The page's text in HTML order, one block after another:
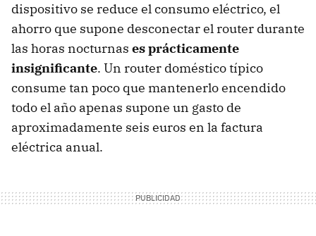
dispositivo se reduce el consumo eléctrico, el
ahorro que supone desconectar el router durante
las horas nocturnas es prácticamente
insignificante. Un router doméstico típico
consume tan poco que mantenerlo encendido
todo el año apenas supone un gasto de
aproximadamente seis euros en la factura
eléctrica anual.